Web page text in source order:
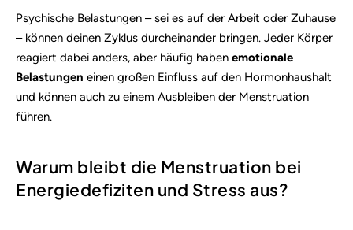
Psychische Belastungen – sei es auf der Arbeit oder Zuhause
– können deinen Zyklus durcheinander bringen. Jeder Körper
reagiert dabei anders, aber häufig haben emotionale
Belastungen einen großen Einfluss auf den Hormonhaushalt
und können auch zu einem Ausbleiben der Menstruation
führen.
Warum bleibt die Menstruation bei
Energiedefiziten und Stress aus?